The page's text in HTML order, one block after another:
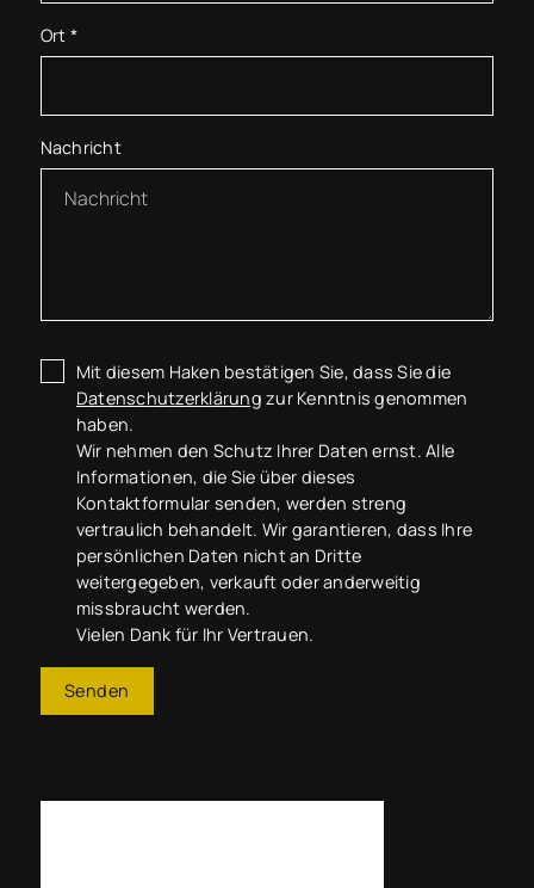
Ort *
Nachricht
Mit diesem Haken bestätigen Sie, dass Sie die
Datenschutzerklärung zur Kenntnis genommen
haben.
Wir nehmen den Schutz Ihrer Daten ernst. Alle
Informationen, die Sie über dieses
Kontaktformular senden, werden streng
vertraulich behandelt. Wir garantieren, dass Ihre
persönlichen Daten nicht an Dritte
weitergegeben, verkauft oder anderweitig
missbraucht werden.
Vielen Dank für Ihr Vertrauen.
Senden